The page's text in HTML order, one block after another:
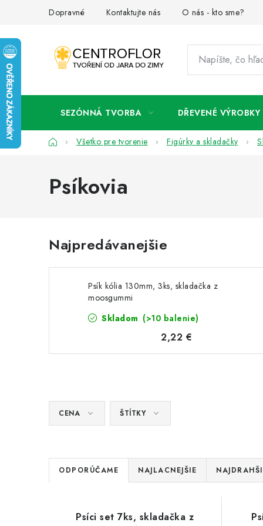
Dopravné Kontaktujte nás O nás - kto sme?
SEZÓNNÁ TVORBA DŘEVENÉ VÝROBKY
DomovVšetko pre tvorenie Figúrky a skladačky
Psíkovia
Najpredávanejšie
Psík kólia 130mm, 3ks, skladačka z
moosgummi
Skladom (>10 balenie)
2,22 €
CENA ŠTÍTKY
R
a
ODPORÚČAME NAJLACNEJŠIE
Psíci set 7ks, skladačka z